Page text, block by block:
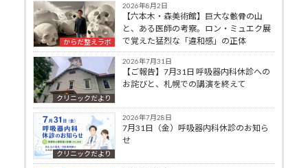
からだ整えラボ
2026年8月2日
【六本木・森美術館】巨大な骸骨の山
と、ある医師の考察。ロン・ミュエク展
で覚えた猛烈な「違和感」の正体
クリニックだより
2026年7月31日
【ご報告】7月31日 呼吸器内科休診への
お詫びと、札幌での講演を終えて
クリニックだより
2026年7月28日
7月31日（金）呼吸器内科休診のお知ら
せ